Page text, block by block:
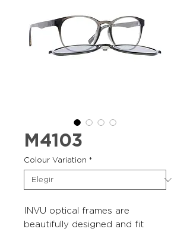
M4103
Colour Variation *
INVU optical frames are
beautifully designed and fit